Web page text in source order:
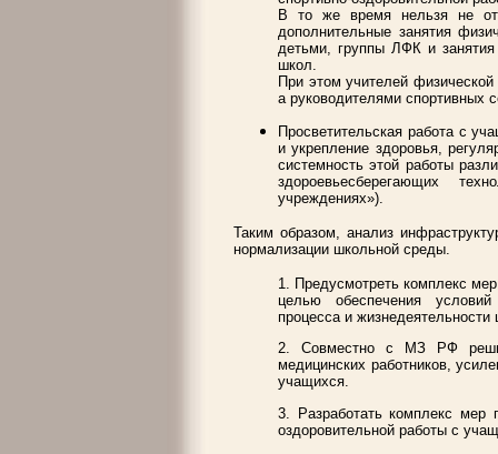
В то же время нельзя не
дополнительные занятия
детьми, группы ЛФК и
школ.
При этом учителей
а руководителями спортивных
Просветительская работа с
и укрепление здоровья,
системность этой работы
здороевьесберегающих
учреждениях»).
Таким образом, анализ
нормализации школьной среды.
1. Предусмотреть комплекс
целью обеспечения
процесса и жизнедеятельности
2. Совместно с МЗ РФ
медицинских работников,
учащихся.
3. Разработать комплекс мер
оздоровительной работы с